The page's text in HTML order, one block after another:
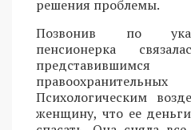
решения проблемы.
Позвонив по
пенсионерка
Психологическим
женщину, что ее